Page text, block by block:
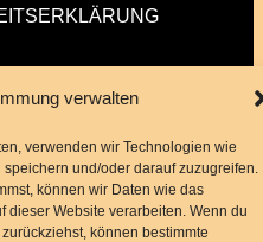
verwalten
verwenden wir Technologien wie
und/oder darauf zuzugreifen.
können wir Daten wie das
dieser Website verarbeiten. Wenn du
können bestimmte
uns
YouTube